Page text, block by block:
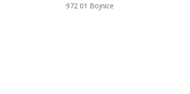
972 01 Bojnice